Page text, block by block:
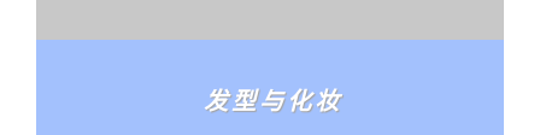
发 型 与 化 妆